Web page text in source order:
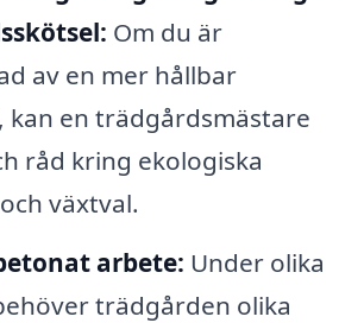
Om du är
av en mer hållbar
en trädgårdsmästare
råd kring ekologiska
växtval.
arbete: Under olika
trädgården olika